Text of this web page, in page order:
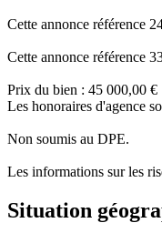
Cette annonce référence
Cette annonce référence
Prix du bien : 45 000,00 €
Les honoraires d'agence
Non soumis au DPE.
Les informations sur les
Situation